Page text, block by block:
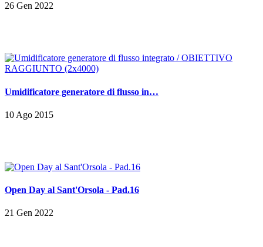
26 Gen 2022
Umidificatore generatore di flusso in…
10 Ago 2015
Open Day al Sant'Orsola - Pad.16
21 Gen 2022